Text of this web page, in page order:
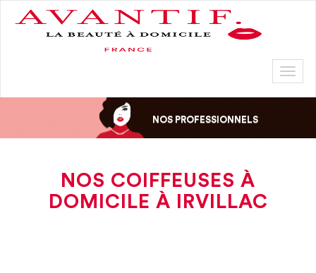
NOS PROFESSIONNELS
NOS COIFFEUSES À
DOMICILE À IRVILLAC